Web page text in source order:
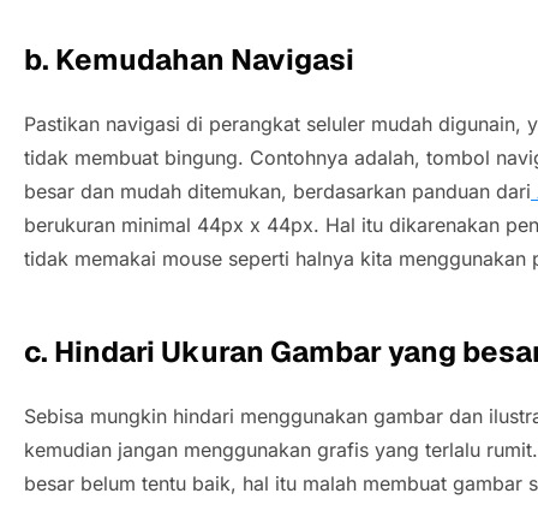
b. Kemudahan Navigasi
Pastikan navigasi di perangkat seluler mudah digunain,
tidak membuat bingung. Contohnya adalah, tombol
besar dan mudah ditemukan, berdasarkan panduan dari
berukuran minimal 44px x 44px. Hal itu dikarenakan
tidak memakai mouse seperti halnya kita
c. Hindari Ukuran Gambar yang
Sebisa mungkin hindari menggunakan gambar dan
kemudian jangan menggunakan grafis yang terlalu
besar belum tentu baik, hal itu malah membuat gambar